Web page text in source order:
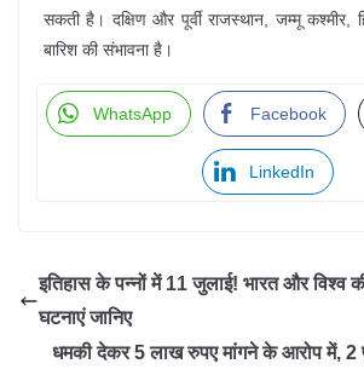
सकती है। दक्षिण और पूर्वी राजस्थान, जम्मू कश्मीर,
बारिश की संभावना है।
WhatsApp Facebook
LinkedIn
इतिहास के पन्नों में 11 जुलाई! भारत और विश्व
घटनाएं जानिए
धमकी देकर 5 लाख रुपए मांगने के आरोप में, 2